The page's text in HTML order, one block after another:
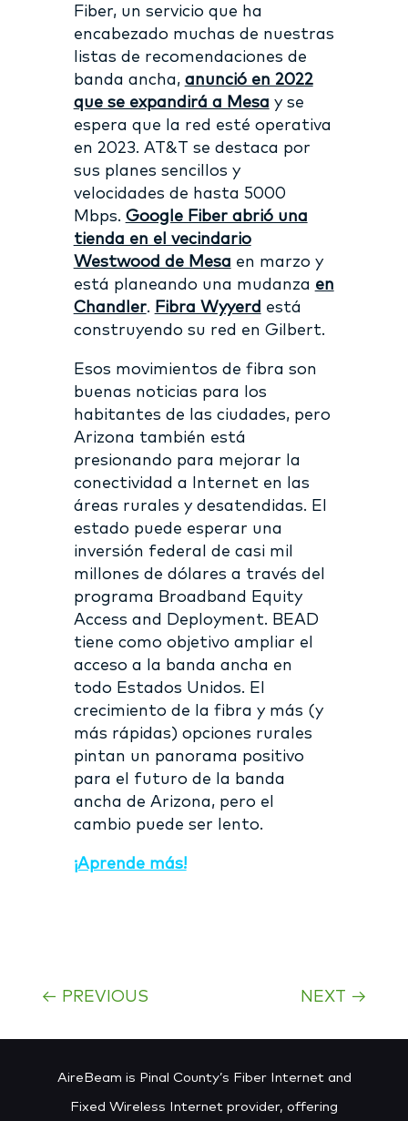
Fiber, un servicio que ha
encabezado muchas de nuestras
listas de recomendaciones de
banda ancha, anunció en 2022
que se expandirá a Mesa y se
espera que la red esté operativa
en 2023. AT&T se destaca por
sus planes sencillos y
velocidades de hasta 5000
Mbps. Google Fiber abrió una
tienda en el vecindario
Westwood de Mesa en marzo y
está planeando una mudanza en
Chandler. Fibra Wyyerd está
construyendo su red en Gilbert.
Esos movimientos de fibra son
buenas noticias para los
habitantes de las ciudades, pero
Arizona también está
presionando para mejorar la
conectividad a Internet en las
áreas rurales y desatendidas. El
estado puede esperar una
inversión federal de casi mil
millones de dólares a través del
programa Broadband Equity
Access and Deployment. BEAD
tiene como objetivo ampliar el
acceso a la banda ancha en
todo Estados Unidos. El
crecimiento de la fibra y más (y
más rápidas) opciones rurales
pintan un panorama positivo
para el futuro de la banda
ancha de Arizona, pero el
cambio puede ser lento.
¡Aprende más!
← PREVIOUS NEXT →
AireBeam is Pinal County’s Fiber Internet and
Fixed Wireless Internet provider, offering